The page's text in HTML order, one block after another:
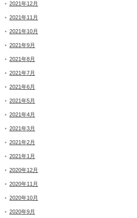
2021年12月
2021年11月
2021年10月
2021年9月
2021年8月
2021年7月
2021年6月
2021年5月
2021年4月
2021年3月
2021年2月
2021年1月
2020年12月
2020年11月
2020年10月
2020年9月